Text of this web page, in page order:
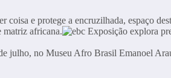
e protege a encruzilhada, espaço
matriz africana.
julho, no Museu Afro Brasil Emanoel